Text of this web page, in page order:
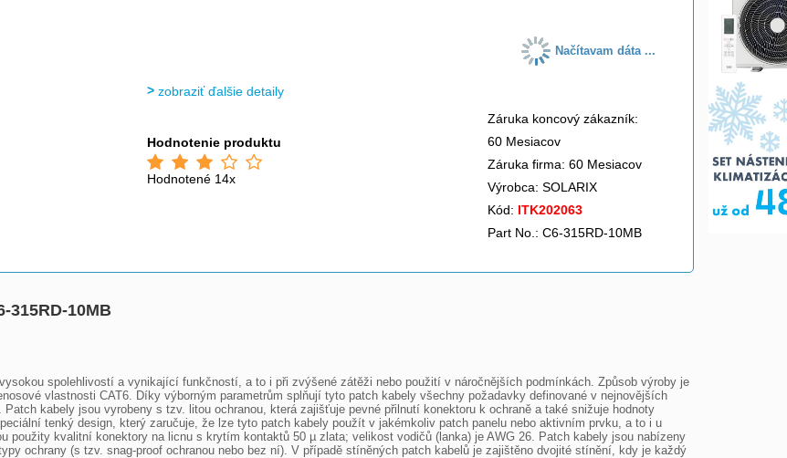
Načítavam dáta ...
zobraziť ďalšie detaily
Hodnotenie produktu
Hodnotené 14x
Záruka koncový zákazník:
60 Mesiacov
Záruka firma: 60 Mesiacov
Výrobca: SOLARIX
Kód: ITK202063
Part No.: C6-315RD-10MB
315RD-10MB
spolehlivostí a vynikající funkčností, a to i při zvýšené zátěži nebo použití v náročnějších podmínkách. Způsob výroby je
vlastnosti CAT6. Díky výborným parametrům splňují tyto patch kabely všechny požadavky definované v nejnovějších
kabely jsou vyrobeny s tzv. litou ochranou, která zajišťuje pevné přilnutí konektoru k ochraně a také snižuje hodnoty
tenký design, který zaručuje, že lze tyto patch kabely použít v jakémkoliv patch panelu nebo aktivním prvku, a to i u
použity kvalitní konektory na licnu s krytím kontaktů 50 µ zlata; velikost vodičů (lanka) je AWG 26. Patch kabely jsou nabízeny
ochrany (s tzv. snag-proof ochranou nebo bez ní). V případě stíněných patch kabelů je zajištěno dvojité stínění, kdy je každý